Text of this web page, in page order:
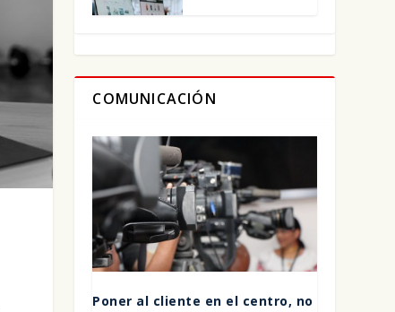
COMUNICACIÓN
Poner al clien­te en el cen­tro, no